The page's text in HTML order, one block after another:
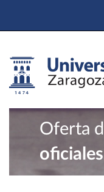
Oferta
oficiales